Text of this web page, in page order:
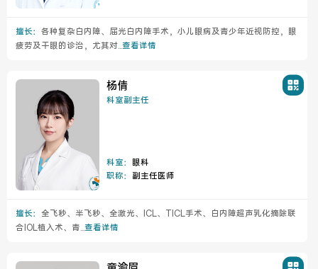
院内新闻
公示公告
擅长： 各种复杂白内障、屈光白内障手术，小儿眼病及青少年近视防控，眼
疲劳及干眼的诊治，尤其对... 查看详情
杨倩
科室副主任
科室： 眼科
职称： 副主任医师
擅长： 全飞秒、半飞秒、全激光、ICL、TICL手术、白内障超声乳化摘除联
合IOL植入术、青...查看详情